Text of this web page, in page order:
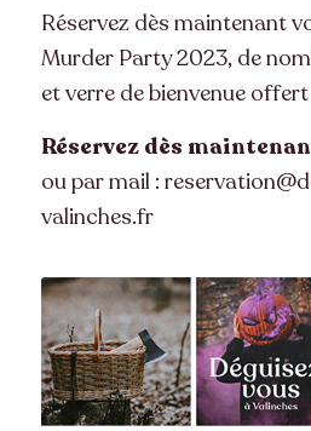
Réservez dès maintenant
Murder Party 2023, de
et verre de bienvenue offert
Réservez dès
ou par mail :
valinches.fr